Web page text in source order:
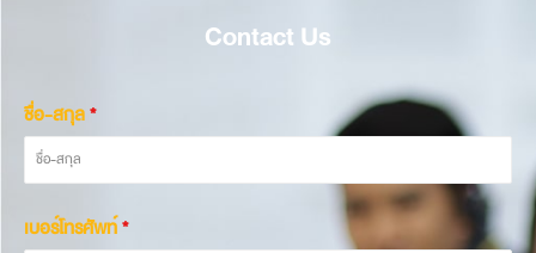
Contact Us
ชื่อ-สกุล*
เบอร์โทรศัพท์*